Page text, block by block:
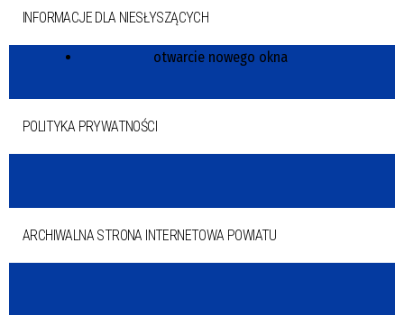
INFORMACJE DLA NIESŁYSZĄCYCH
POLITYKA PRYWATNOŚCI
ARCHIWALNA STRONA INTERNETOWA POWIATU